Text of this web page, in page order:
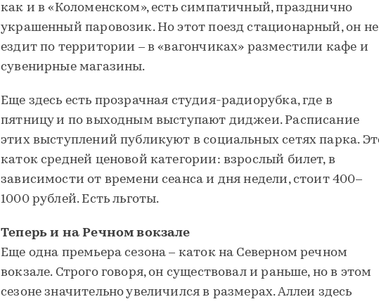
как и в «Коломенском», есть симпатичный, празднично
украшенный паровозик. Но этот поезд стационарный, он не
ездит по территории – в «вагончиках» разместили кафе и
сувенирные магазины.
Еще здесь есть прозрачная студия-радиорубка, где в
пятницу и по выходным выступают диджеи. Расписание
этих выступлений публикуют в социальных сетях парка.
каток средней ценовой категории: взрослый билет, в
зависимости от времени сеанса и дня недели, стоит 400–
1000 рублей. Есть льготы.
Теперь и на Речном вокзале
Еще одна премьера сезона – каток на Северном речном
вокзале. Строго говоря, он существовал и раньше, но в этом
сезоне значительно увеличился в размерах. Аллеи здесь